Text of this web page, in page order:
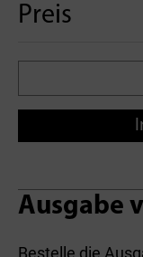
Preis
Ausgabe
Bestelle die